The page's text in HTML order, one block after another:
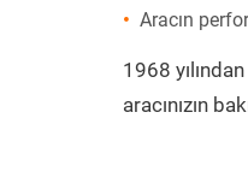
Aracın
1968
aracınızın